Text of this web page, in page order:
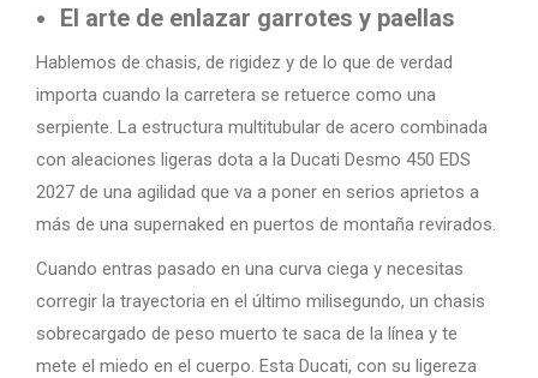
El arte de enlazar garrotes y paellas
Hablemos de chasis, de rigidez y de lo que de verdad
importa cuando la carretera se retuerce como una
serpiente. La estructura multitubular de acero combinada
con aleaciones ligeras dota a la Ducati Desmo 450 EDS
2027 de una agilidad que va a poner en serios aprietos a
más de una supernaked en puertos de montaña revirados.
Cuando entras pasado en una curva ciega y necesitas
corregir la trayectoria en el último milisegundo, un chasis
sobrecargado de peso muerto te saca de la línea y te
mete el miedo en el cuerpo. Esta Ducati, con su ligereza